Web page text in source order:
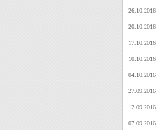
26.10.2016
20.10.2016
17.10.2016
10.10.2016
04.10.2016
27.09.2016
12.09.2016
07.09.2016